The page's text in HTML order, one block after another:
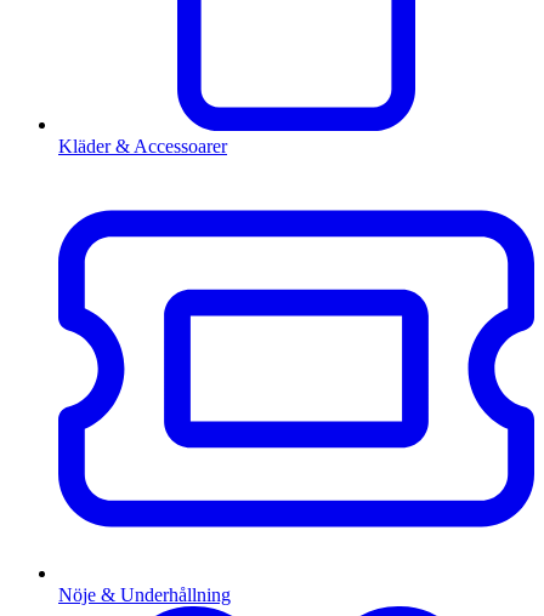
Kläder & Accessoarer
Nöje & Underhållning